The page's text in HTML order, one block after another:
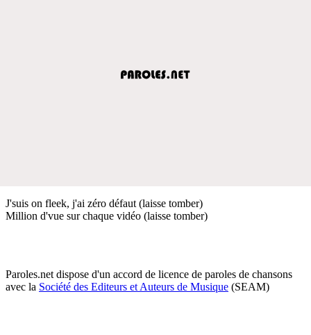
J'suis on fleek, j'ai zéro défaut (laisse tomber)
Million d'vue sur chaque vidéo (laisse tomber)
Paroles.net dispose d'un accord de licence de paroles de chansons
avec la Société des Editeurs et Auteurs de Musique (SEAM)